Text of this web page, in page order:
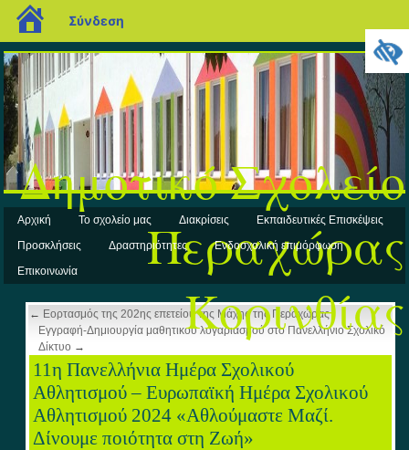
Δημοτικό Σχολείο
Περαχώρας
Κορινθίας
Αρχική Το σχολείο μας Διακρίσεις
Εκπαιδευτικές Επισκέψεις
Προσκλήσεις
Δραστηριότητες
Ενδοσχολική επιμόρφωση
Επικοινωνία
← Εορτασμός της 202ης επετείου της Μάχης της Περαχώρας
Εγγραφή-Δημιουργία μαθητικού λογαριασμού στο Πανελλήνιο Σχολικό
Δίκτυο →
11η Πανελλήνια Ημέρα Σχολικού
Αθλητισμού – Ευρωπαϊκή Ημέρα Σχολικού
Αθλητισμού 2024 «Αθλούμαστε Μαζί.
Δίνουμε ποιότητα στη Ζωή»
blogs.sch.gr
Σύνδεση